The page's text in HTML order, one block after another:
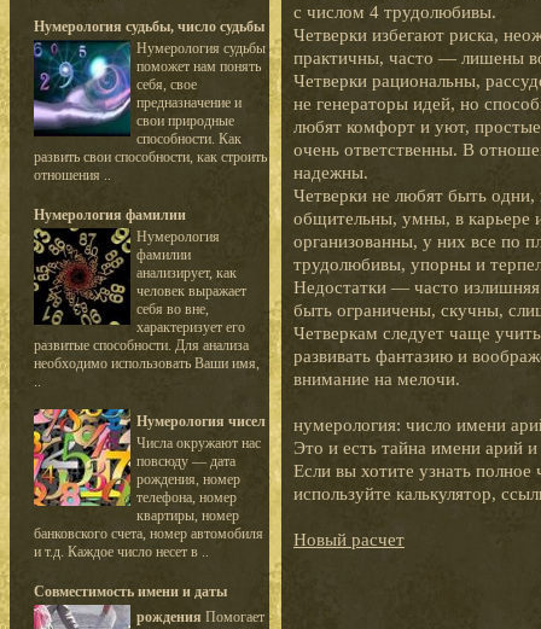
Нумерология судьбы, число судьбы
Нумерология судьбы
поможет нам понять
себя, свое
предназначение и
свои природные
способности. Как
развить свои способности, как строить
отношения ..
Нумерология фамилии
Нумерология
фамилии
анализирует, как
человек выражает
себя во вне,
характеризует его
развитые способности. Для анализа
необходимо использовать Ваши имя,
..
Нумерология чисел
Числа окружают нас
повсюду — дата
рождения, номер
телефона, номер
квартиры, номер
банковского счета, номер автомобиля
и т.д. Каждое число несет в ..
Совместимость имени и даты
рождения Помогает
с числом 4 трудолюбивы.
Четверки избегают риска,
практичны, часто — лишены
Четверки рациональны,
не генераторы идей, но
любят комфорт и уют,
очень ответственны. В
надежны.
Четверки не любят быть
общительны, умны, в карьере
организованны, у них все по
трудолюбивы, упорны и
Недостатки — часто
быть ограничены, скучны,
Четверкам следует чаще
развивать фантазию и
внимание на мелочи.
нумерология: число имени
Это и есть тайна имени арий
Если вы хотите узнать
используйте калькулятор,
Новый расчет